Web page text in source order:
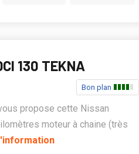
130 TEKNA
Bon plan
propose cette Nissan
moteur à chaine (très